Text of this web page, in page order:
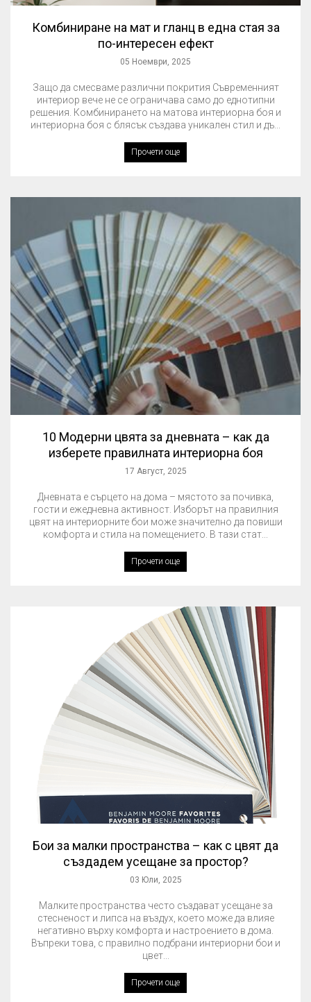
Комбиниране на мат и гланц в една стая за
по-интересен ефект
05 Ноември, 2025
Защо да смесваме различни покрития Съвременният
интериор вече не се ограничава само до еднотипни
решения. Комбинирането на матова интериорна боя и
интериорна боя с блясък създава уникален стил и дъ...
Прочети още
10 Модерни цвята за дневната – как да
изберете правилната интериорна боя
17 Август, 2025
Дневната е сърцето на дома – мястото за почивка,
гости и ежедневна активност. Изборът на правилния
цвят на интериорните бои може значително да повиши
комфорта и стилa на помещението. В тази стат...
Прочети още
Бои за малки пространства – как с цвят да
създадем усещане за простор?
03 Юли, 2025
Малките пространства често създават усещане за
стесненост и липса на въздух, което може да влияе
негативно върху комфорта и настроението в дома.
Въпреки това, с правилно подбрани интериорни бои и
цвет...
Прочети още